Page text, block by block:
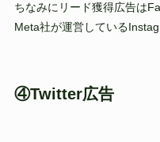
ちなみにリード獲得広告は
Meta社が運営している
④Twitter広告